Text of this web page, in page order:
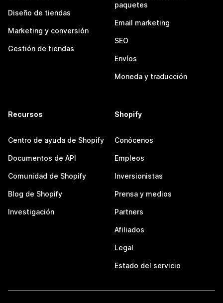
Diseño de tiendas
Marketing y conversión
Gestión de tiendas
paquetes
Email marketing
SEO
Envíos
Moneda y traducción
Recursos
Centro de ayuda de Shopify
Documentos de API
Comunidad de Shopify
Blog de Shopify
Investigación
Shopify
Conócenos
Empleos
Inversionistas
Prensa y medios
Partners
Afiliados
Legal
Estado del servicio